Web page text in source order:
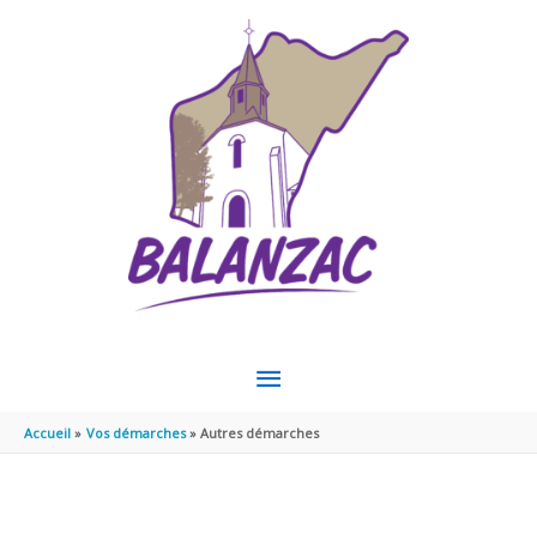
MENU
PRINCIPAL
Accueil Vos démarches Autres démarches